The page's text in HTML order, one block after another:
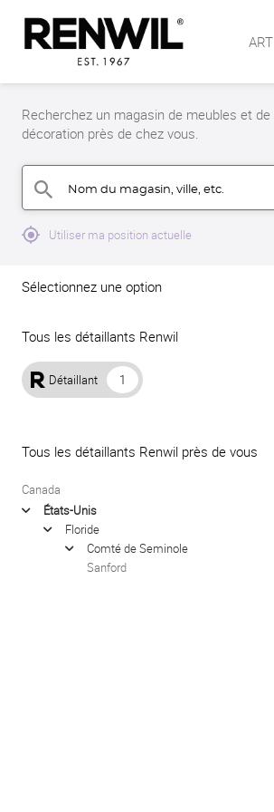
ART
Recherchez un magasin de meubles et de
décoration près de chez vous.
search Nom du magasin, ville, etc.
mylocation Utiliser ma position actuelle
Sélectionnez une option
Tous les détaillants Renwil
1
Détaillant
Tous les détaillants Renwil près de vous
Canada
arrow États-Unis
arrow Floride
arrow Comté de Seminole
Sanford